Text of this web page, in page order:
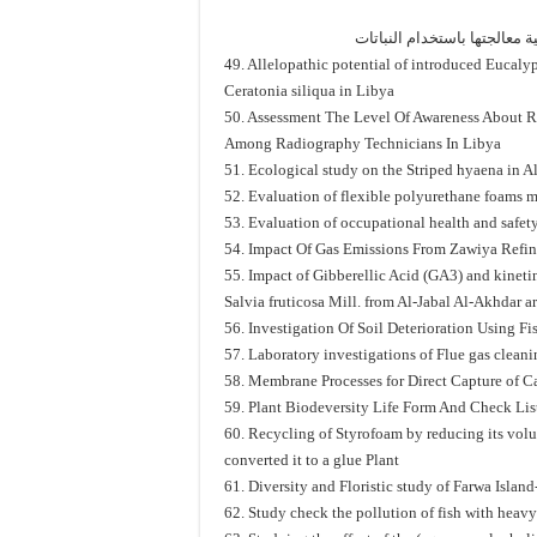
49. Allelopathic potential of introduced
Ceratonia siliqua in Libya
50. Assessment The Level Of Awareness
Among Radiography Technicians In Libya
51. Ecological study on the Striped hyaena in
52. Evaluation of flexible polyurethane foams
53. Evaluation of occupational health and
54. Impact Of Gas Emissions From Zawiya
55. Impact of Gibberellic Acid (GA3) and
Salvia fruticosa Mill. from Al-Jabal Al-Akhdar
56. Investigation Of Soil Deterioration Using
57. Laboratory investigations of Flue gas
58. Membrane Processes for Direct Capture of
59. Plant Biodeversity Life Form And Check
60. Recycling of Styrofoam by reducing its
converted it to a glue Plant
61. Diversity and Floristic study of Farwa
62. Study check the pollution of fish with